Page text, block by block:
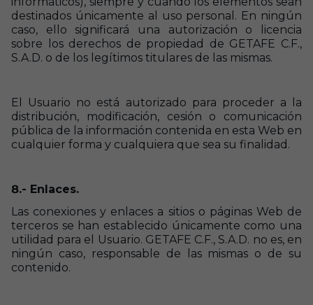
destinados únicamente al uso personal. En ningún
caso, ello significará una autorización o licencia
sobre los derechos de propiedad de GETAFE C.F.,
S.A.D. o de los legítimos titulares de las mismas.
El Usuario no está autorizado para proceder a la
distribución, modificación, cesión o comunicación
pública de la información contenida en esta Web en
cualquier forma y cualquiera que sea su finalidad.
8.- Enlaces.
Las conexiones y enlaces a sitios o páginas Web de
terceros se han establecido únicamente como una
utilidad para el Usuario. GETAFE C.F., S.A.D. no es, en
ningún caso, responsable de las mismas o de su
contenido.